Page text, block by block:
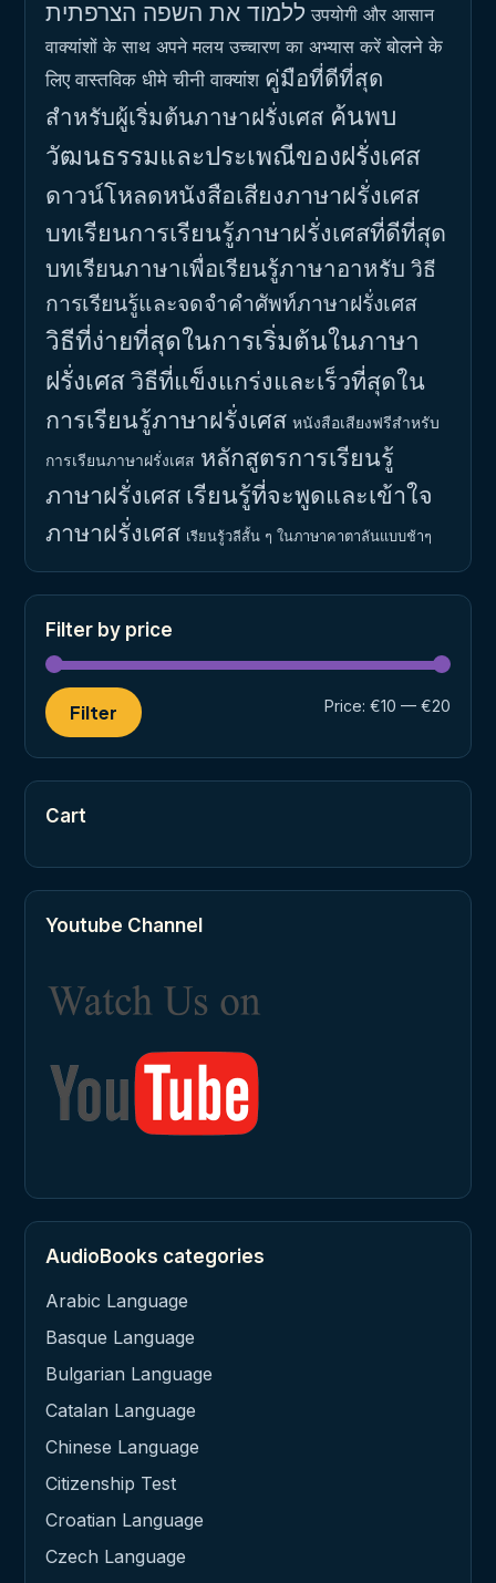
ללמוד את השפה הצרפתית उपयोगी और आसान
वाक्यांशों के साथ अपने मलय उच्चारण का अभ्यास करें बोलने के
लिए वास्तविक धीमे चीनी वाक्यांश คู่มือที่ดีที่สุด
สำหรับผู้เริ่มต้นภาษาฝรั่งเศส ค้นพบ
วัฒนธรรมและประเพณีของฝรั่งเศส
ดาวน์โหลดหนังสือเสียงภาษาฝรั่งเศส
บทเรียนการเรียนรู้ภาษาฝรั่งเศสที่ดีที่สุด
บทเรียนภาษาเพื่อเรียนรู้ภาษาอาหรับ วิธี
การเรียนรู้และจดจำคำศัพท์ภาษาฝรั่งเศส
วิธีที่ง่ายที่สุดในการเริ่มต้นในภาษา
ฝรั่งเศสวิธีที่แข็งแกร่งและเร็วที่สุดใน
การเรียนรู้ภาษาฝรั่งเศส หนังสือเสียงฟรีสำหรับ
การเรียนภาษาฝรั่งเศส หลักสูตรการเรียนรู้
ภาษาฝรั่งเศส เรียนรู้ที่จะพูดและเข้าใจ
ภาษาฝรั่งเศส เรียนรู้วลีสั้น ๆ ในภาษาคาตาลันแบบช้าๆ
Filter by price
Filter Price: €10 — €20
Cart
Youtube Channel
AudioBooks categories
Arabic Language
Basque Language
Bulgarian Language
Catalan Language
Chinese Language
Citizenship Test
Croatian Language
Czech Language